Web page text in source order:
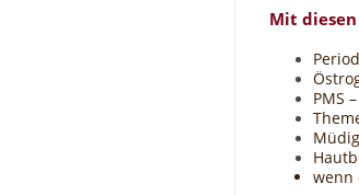
Mit
PMS
wenn